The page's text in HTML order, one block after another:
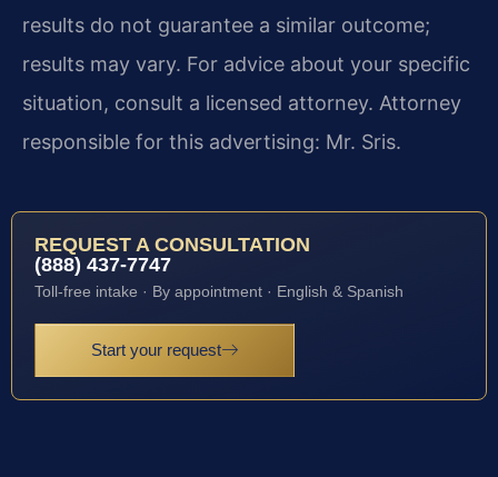
results do not guarantee a similar outcome;
results may vary. For advice about your specific
situation, consult a licensed attorney. Attorney
responsible for this advertising: Mr. Sris.
REQUEST A CONSULTATION
(888) 437-7747
Toll-free intake · By appointment · English & Spanish
Start your request